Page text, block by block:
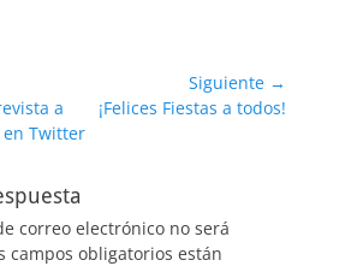
a
en Twitter
Siguiente →
Entrada
¡Felices Fiestas a todos!
correo electrónico no será
campos obligatorios están